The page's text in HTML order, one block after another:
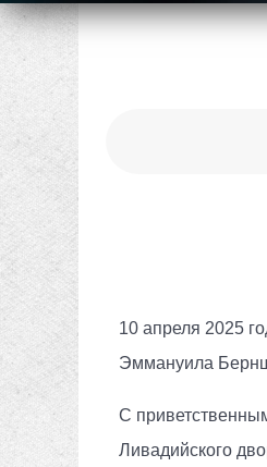
10 апреля 2025
Эммануила
С
Ливадийского